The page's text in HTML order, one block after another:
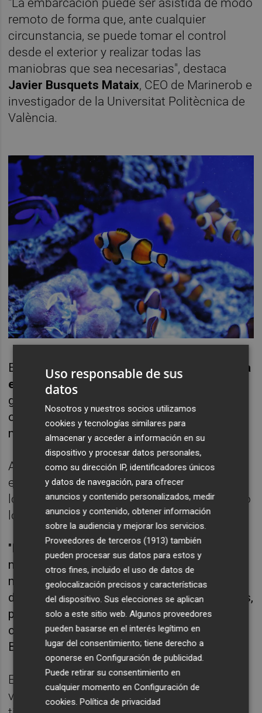
remoto de forma que, ante cualquier
circunstancia, se puede tomar el control
desde el exterior y realizar todas las
maniobras que sea necesarias", destaca
Javier Busquets Mataix, CEO de Marinerob e
investigador de la Universitat Politècnica de
València.
Entre sus aplicaciones,puede utilizarse para
el estudio de zonas marinas protegidas
gestión automatizada de tráfico marítimo u
operaciones de larga duración en el entorno
marino, entre otras.
Además, también se podría emplear como
embarcación nodriza para el despliegue de
los vehículos autónomos submarinos, como
los desarrollados también por Marinerob.
"Estos vehículos se pueden utilizar para
múltiples aplicaciones, como la
monitorización de espacios naturales y la
detección y seguimiento de animales marinos,
pero también para la vigilancia de fronteras,
control de tráfico marítimo etc", destaca
Busquets.
El investigador asegura que se trata de
vehículos que "pueden permanecer mucho
Uso responsable de sus
datos
Nosotros y nuestros socios utilizamos
cookies y tecnologías similares para
almacenar y acceder a información en su
dispositivo y procesar datos personales,
como su dirección IP, identificadores únicos
y datos de navegación, para ofrecer
anuncios y contenido personalizados, medir
anuncios y contenido, obtener información
sobre la audiencia y mejorar los servicios.
Proveedores de terceros (1913) también
pueden procesar sus datos para estos y
otros fines, incluido el uso de datos de
geolocalización precisos y características
del dispositivo. Sus elecciones se aplican
solo a este sitio web. Algunos proveedores
pueden basarse en el interés legítimo en
lugar del consentimiento; tiene derecho a
oponerse enConfiguración de publicidad.
Puede retirar su consentimiento en
cualquier momento enConfiguración de
cookies.Política de privacidad